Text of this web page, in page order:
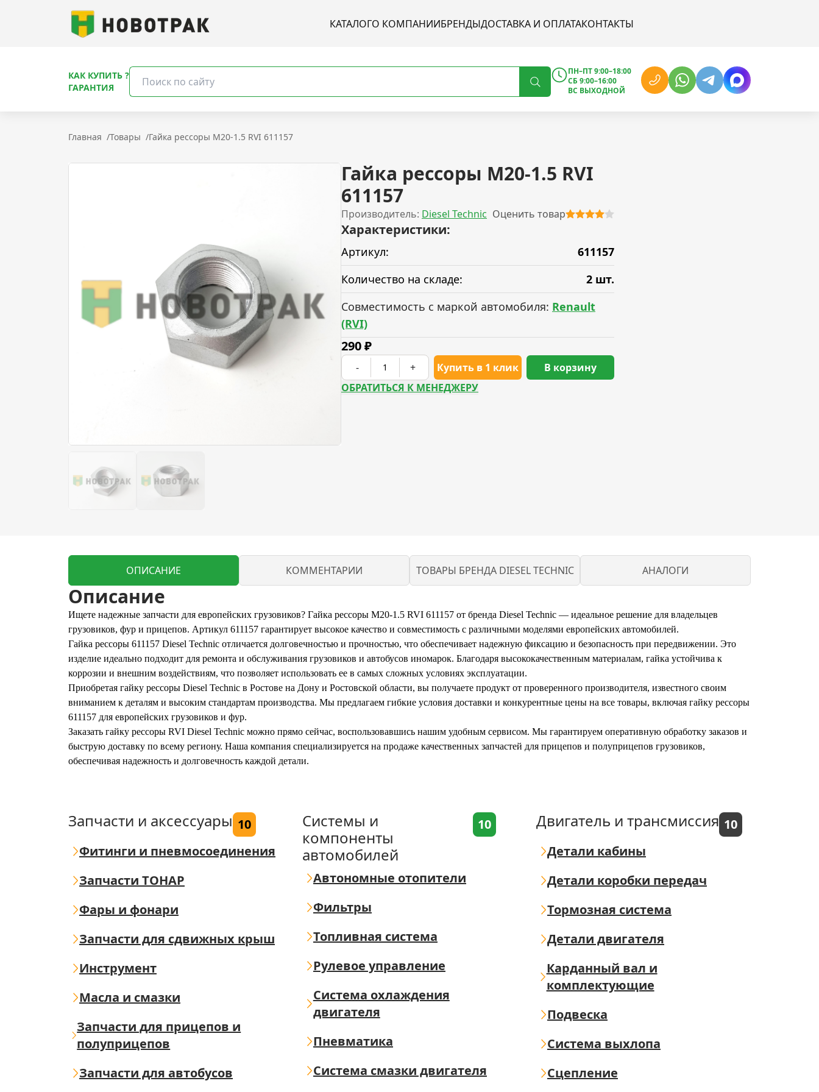
КАТАЛОГО КОМПАНИИБРЕНДЫДОСТАВКА И ОПЛАТАКОНТАКТЫ
КАК КУПИТЬ ?
ГАРАНТИЯ
ПН–ПТ 9:00–18:00
СБ 9:00–16:00
ВС ВЫХОДНОЙ
Главная /Товары /Гайка рессоры M20-1.5 RVI 611157
Гайка рессоры M20-1.5 RVI
611157
Производитель: Diesel Technic Оценить товар
Характеристики:
Артикул:
611157
Количество на складе:
2 шт.
Совместимость с маркой автомобиля: Renault
(RVI)
290₽
- + Купить в 1 клик
В корзину
ОБРАТИТЬСЯ К МЕНЕДЖЕРУ
ОПИСАНИЕ КОММЕНТАРИИ ТОВАРЫ БРЕНДА DIESEL TECHNIC АНАЛОГИ
Описание
Ищете надежные запчасти для европейских грузовиков? Гайка рессоры M20-1.5 RVI 611157 от бренда Diesel Technic — идеальное решение для владельцев
грузовиков, фур и прицепов. Артикул 611157 гарантирует высокое качество и совместимость с различными моделями европейских автомобилей.
Гайка рессоры 611157 Diesel Technic отличается долговечностью и прочностью, что обеспечивает надежную фиксацию и безопасность при передвижении. Это
изделие идеально подходит для ремонта и обслуживания грузовиков и автобусов иномарок. Благодаря высококачественным материалам, гайка устойчива к
коррозии и внешним воздействиям, что позволяет использовать ее в самых сложных условиях эксплуатации.
Приобретая гайку рессоры Diesel Technic в Ростове на Дону и Ростовской области, вы получаете продукт от проверенного производителя, известного своим
вниманием к деталям и высоким стандартам производства. Мы предлагаем гибкие условия доставки и конкурентные цены на все товары, включая гайку рессоры
611157 для европейских грузовиков и фур.
Заказать гайку рессоры RVI Diesel Technic можно прямо сейчас, воспользовавшись нашим удобным сервисом. Мы гарантируем оперативную обработку заказов и
быструю доставку по всему региону. Наша компания специализируется на продаже качественных запчастей для прицепов и полуприцепов грузовиков,
обеспечивая надежность и долговечность каждой детали.
Запчасти и аксессуары 10
Фитинги и пневмосоединения
Запчасти ТОНАР
Фары и фонари
Запчасти для сдвижных крыш
Инструмент
Масла и смазки
Запчасти для прицепов и
полуприцепов
Запчасти для автобусов
Системы и
компоненты
автомобилей
10
Автономные отопители
Фильтры
Топливная система
Рулевое управление
Система охлаждения
двигателя
Пневматика
Система смазки двигателя
Двигатель и трансмиссия 10
Детали кабины
Детали коробки передач
Тормозная система
Детали двигателя
Карданный вал и
комплектующие
Подвеска
Система выхлопа
Сцепление